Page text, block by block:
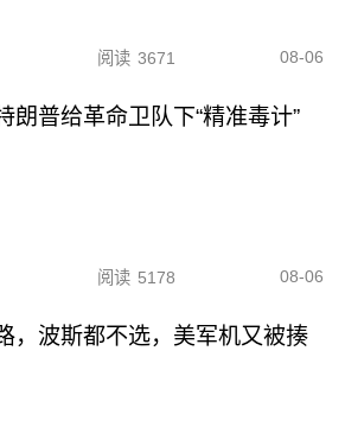
阅读 3671 08-06
朗普给革命卫队下“精准毒计”
阅读 5178 08-06
，波斯都不选，美军机又被揍